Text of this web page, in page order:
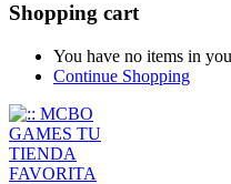
Shopping cart
You have no items in
Continue Shopping